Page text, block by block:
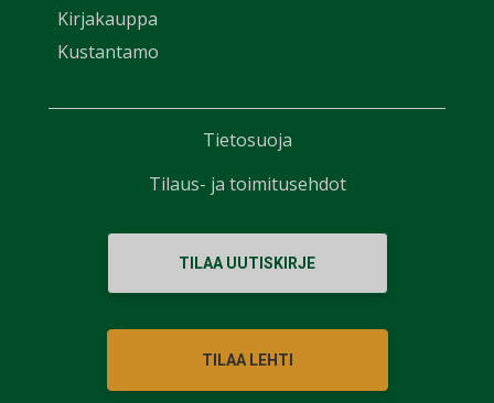
Kirjakauppa
Kustantamo
TILAA UUTISKIRJE
TILAA LEHTI
Tietosuoja
Tilaus- ja toimitusehdot